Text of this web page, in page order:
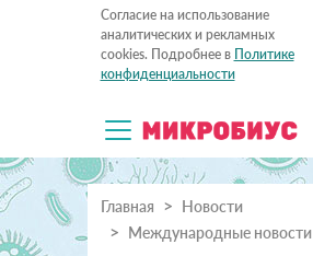
Согласие на использование
аналитических и рекламных
cookies. Подробнее в Политике
конфиденциальности
Главная
Новости
Международные новости